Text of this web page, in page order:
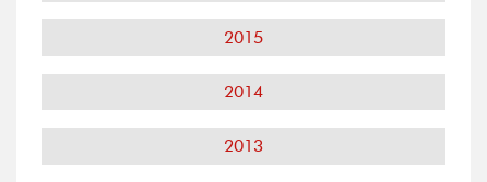
2015
2014
2013